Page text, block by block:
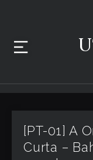
[PT-01] A
Curta –